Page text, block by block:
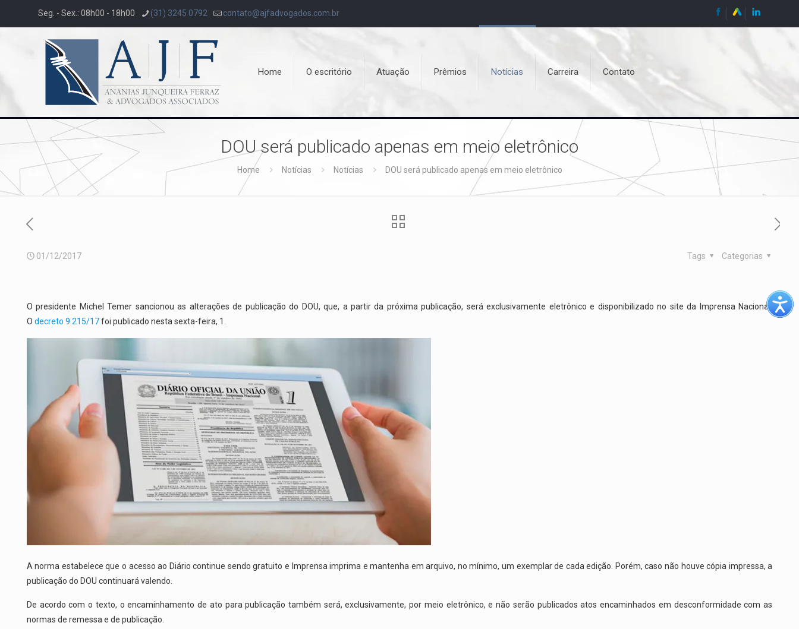
Seg. - Sex.: 08h00 - 18h00 (31) 3245 0792 contato@ajfadvogados.com.br
Home O escritório Atuação Prêmios Notícias Carreira Contato
DOU será publicado apenas em meio eletrônico
Home Notícias Notícias DOU será publicado apenas em meio eletrônico
01/12/2017 Categorias
Tags
O presidente Michel Temer sancionou as alterações de publicação do DOU, que, a partir da próxima publicação, será exclusivamente eletrônico e disponibilizado no site da Imprensa Nacional.
O decreto 9.215/17foi publicado nesta sexta-feira, 1.
A norma estabelece que o acesso ao Diário continue sendo gratuito e Imprensa imprima e mantenha em arquivo, no mínimo, um exemplar de cada edição. Porém, caso não houve cópia impressa, a
publicação do DOU continuará valendo.
De acordo com o texto, o encaminhamento de ato para publicação também será, exclusivamente, por meio eletrônico, e não serão publicados atos encaminhados em desconformidade com as
normas de remessa e de publicação.